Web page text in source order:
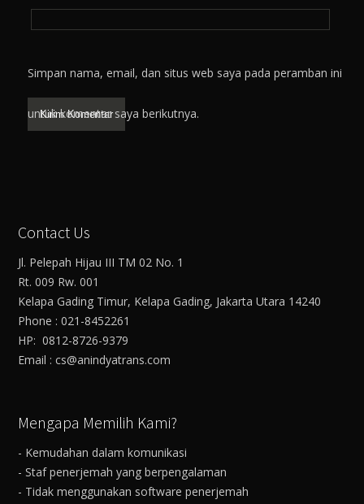
Simpan nama, email, dan situs web saya pada peramban ini
untuk komentar saya berikutnya.
Contact Us
Jl. Pelepah Hijau III TM 02 No. 1
Rt. 009 Rw. 001
Kelapa Gading Timur, Kelapa Gading, Jakarta Utara 14240
Phone : 021-8452261
HP: 0812-8726-9379
Email : cs@anindyatrans.com
Mengapa Memilih Kami?
- Kemudahan dalam komunikasi
- Staf penerjemah yang berpengalaman
- Tidak menggunakan software penerjemah